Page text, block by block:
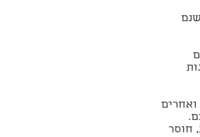
ואחרים
חוסר